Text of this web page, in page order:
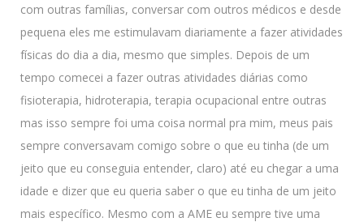
com outras famílias, conversar com outros médicos e desde
pequena eles me estimulavam diariamente a fazer atividades
físicas do dia a dia, mesmo que simples. Depois de um
tempo comecei a fazer outras atividades diárias como
fisioterapia, hidroterapia, terapia ocupacional entre outras
mas isso sempre foi uma coisa normal pra mim, meus pais
sempre conversavam comigo sobre o que eu tinha (de um
jeito que eu conseguia entender, claro) até eu chegar a uma
idade e dizer que eu queria saber o que eu tinha de um jeito
mais específico. Mesmo com a AME eu sempre tive uma